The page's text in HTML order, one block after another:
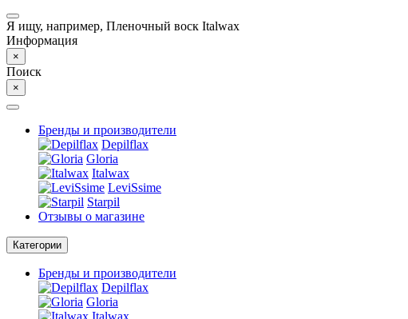
Я ищу, например, Пленочный воск Italwax
Информация
×
Поиск
×
Бренды и производители
Depilflax
Gloria
Italwax
LeviSsime
Starpil
Отзывы о магазине
Категории
Бренды и производители
Depilflax
Gloria
Italwax